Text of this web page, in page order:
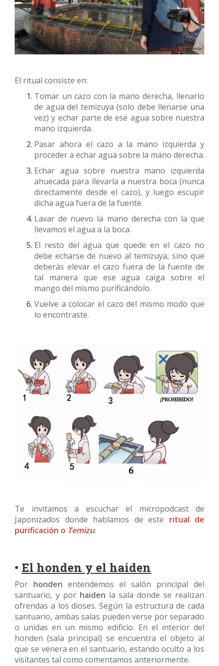
El ritual consiste en:
Tomar un cazo con la mano derecha, llenarlo
de agua del temizuya (solo debe llenarse una
vez) y echar parte de ese agua sobre nuestra
mano izquierda.
Pasar ahora el cazo a la mano izquierda y
proceder a echar agua sobre la mano derecha.
Echar agua sobre nuestra mano izquierda
ahuecada para llevarla a nuestra boca (nunca
directamente desde el cazo), y luego escupir
dicha agua fuera de la fuente.
Lavar de nuevo la mano derecha con la que
llevamos el agua a la boca.
El resto del agua que quede en el cazo no
debe echarse de nuevo al temizuya, sino que
deberás elevar el cazo fuera de la fuente de
tal manera que ese agua caiga sobre el
mango del mismo purificándolo.
Vuelve a colocar el cazo del mismo modo que
lo encontraste.
Te invitamos a escuchar el micropodcast de
Japonizados donde hablamos de este ritual de
purificación o Temizu.
• El honden y el haiden
Por honden entendemos el salón principal del
santuario, y por haiden la sala donde se realizan
ofrendas a los dioses. Según la estructura de cada
santuario, ambas salas pueden verse por separado
o unidas en un mismo edificio. En el interior del
honden (sala principal) se encuentra el objeto al
que se venera en el santuario, estando oculto a los
visitantes tal como comentamos anteriormente.